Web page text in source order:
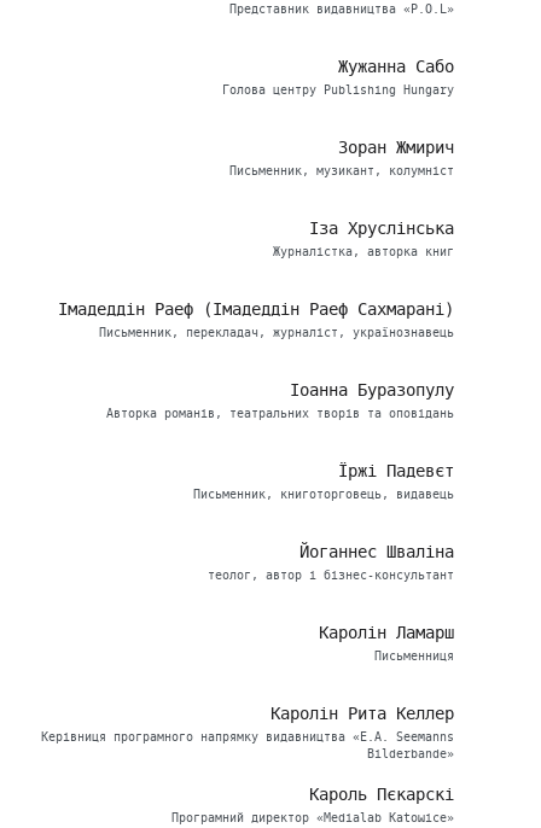
Представник видавництва «P.O.L»
Жужанна Сабо
Голова центру Publishing Hungary
Зоран Жмирич
Письменник, музикант, колумніст
Іза Хруслінська
Журналістка, авторка книг
Імадеддін Раеф (Імадеддін Раеф Сахмарані)
Письменник, перекладач, журналіст, українознавець
Іоанна Буразопулу
Авторка романів, театральних творів та оповідань
Їржі Падевєт
Письменник, книготорговець, видавець
Йоганнес Шваліна
теолог, автор і бізнес-консультант
Каролін Ламарш
Письменниця
Каролін Рита Келлер
Керівниця програмного напрямку видавництва «E.A. Seemanns
Bilderbande»
Кароль Пєкарскі
Програмний директор «Medialab Katowice»